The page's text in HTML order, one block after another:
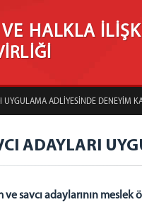
HALKLA
UYGULAMA ADLİYESİNDE DENEYİM
ADAYLARI
ve savcı adaylarının